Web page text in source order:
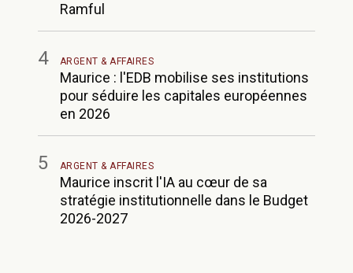
Ramful
4 ARGENT & AFFAIRES
Maurice : l'EDB mobilise ses institutions
pour séduire les capitales européennes
en 2026
5 ARGENT & AFFAIRES
Maurice inscrit l'IA au cœur de sa
stratégie institutionnelle dans le Budget
2026-2027